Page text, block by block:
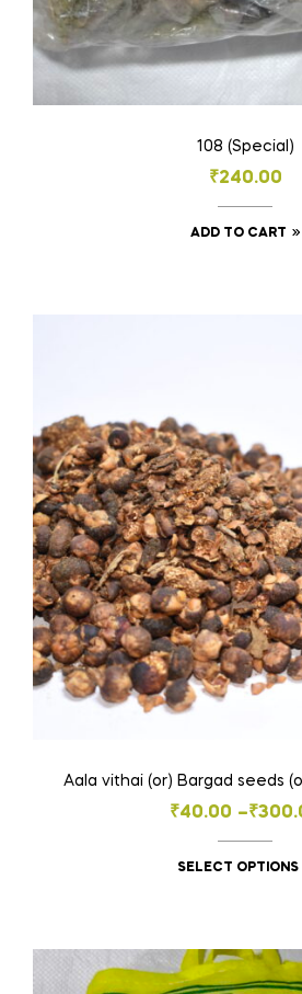
108 (Special)
₹240.00
ADD TO CART
Aala vithai (or) Bargad seeds
₹40.00 –₹
Price
range:
SELECT OPTIONS